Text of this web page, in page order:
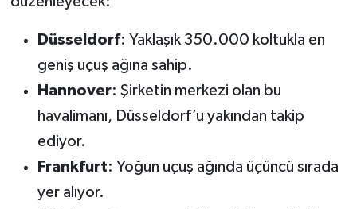
Düsseldorf: Yaklaşık 350.000 koltukla en
geniş uçuş ağına sahip.
Hannover: Şirketin merkezi olan bu
havalimanı, Düsseldorf’u yakından takip
ediyor.
Frankfurt: Yoğun uçuş ağında üçüncü sırada
yer alıyor.